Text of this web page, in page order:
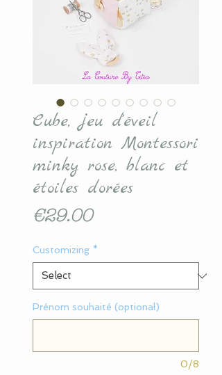
Cube, jeu d'éveil
inspiration Montessori
minky rose, blanc et
étoiles dorées
€29.00Price
Customizing *
Prénom souhaité (optional)
0/8